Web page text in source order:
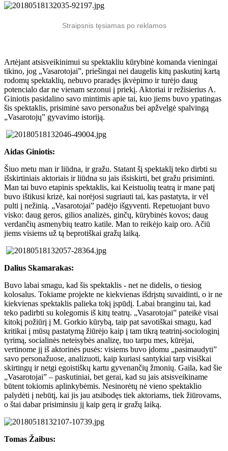
Straipsnis tęsiamas po reklamos
Artėjant atsisveikinimui su spektakliu kūrybinė komanda vieningai
tikino, jog „Vasarotojai”, priešingai nei daugelis kitų paskutinį kartą
rodomų spektaklių, nebuvo praradęs įkvėpimo ir turėjo daug
potencialo dar ne vienam sezonui į priekį. Aktoriai ir režisierius A.
Giniotis pasidalino savo mintimis apie tai, kuo jiems buvo ypatingas
šis spektaklis, prisiminė savo personažus bei apžvelgė spalvingą
„Vasarotojų” gyvavimo istoriją.
Aidas Giniotis:
Šiuo metu man ir liūdna, ir gražu. Statant šį spektaklį teko dirbti su
išskirtiniais aktoriais ir liūdna su jais išsiskirti, bet gražu prisiminti.
Man tai buvo etapinis spektaklis, kai Keistuolių teatrą ir mane patį
buvo ištikusi krizė, kai norėjosi sugriauti tai, kas pastatyta, ir vėl
pulti į nežinią. „Vasarotojai” padėjo išgyventi. Repetuojant buvo
visko: daug geros, gilios analizės, ginčų, kūrybinės kovos; daug
verdančių asmenybių teatro katile. Man to reikėjo kaip oro. Ačiū
jiems visiems už tą beprotiškai gražų laiką.
Dalius Skamarakas:
Buvo labai smagu, kad šis spektaklis - net ne didelis, o tiesiog
kolosalus. Tokiame projekte ne kiekvienas išdrįstų suvaidinti, o ir ne
kiekvienas spektaklis palieka tokį įspūdį. Labai branginu tai, kad
teko padirbti su kolegomis iš kitų teatrų. „Vasarotojai” pateikė visai
kitokį požiūrį į M. Gorkio kūrybą, taip pat savotiškai smagu, kad
kritikai į mūsų pastatymą žiūrėjo kaip į tam tikrą teatrinį-sociologinį
tyrimą, socialinės neteisybės analizę, tuo tarpu mes, kūrėjai,
vertinome jį iš aktorinės pusės: visiems buvo įdomu „pasimaudyti”
savo personažuose, analizuoti, kaip kuriasi santykiai tarp visiškai
skirtingų ir netgi egoistiškų kartu gyvenančių žmonių. Gaila, kad šie
„Vasarotojai” – paskutiniai, bet gerai, kad su jais atsisveikiname
būtent tokiomis aplinkybėmis. Nesinorėtų nė vieno spektaklio
palydėti į nebūtį, kai jis jau atsibodęs tiek aktoriams, tiek žiūrovams,
o štai dabar prisiminsiu jį kaip gerą ir gražų laiką.
Tomas Žaibus: